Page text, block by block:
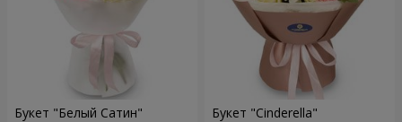
Букет "Белый Сатин" Букет "Cinderella"